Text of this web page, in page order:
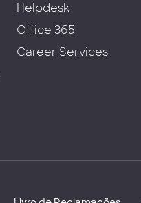
Helpdesk
Office 365
Career Services